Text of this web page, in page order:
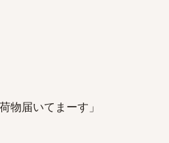
物届いてまーす」